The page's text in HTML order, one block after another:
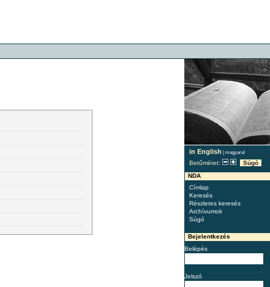
in English | magyarul
Betűméret:
Súgó
NDA
Címlap
Keresés
Részletes keresés
Archívumok
Súgó
Bejelentkezés
Belépés
Jelszó